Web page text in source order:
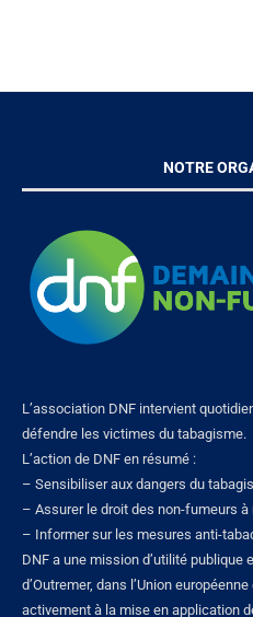
NOTRE
L’association DNF intervient
défendre les victimes du tabagisme.
L’action de DNF en résumé :
– Sensibiliser aux dangers du
– Assurer le droit des non-fumeurs à
– Informer sur les mesures anti-
DNF a une mission d’utilité publique
d’Outremer, dans l’Union
activement à la mise en application